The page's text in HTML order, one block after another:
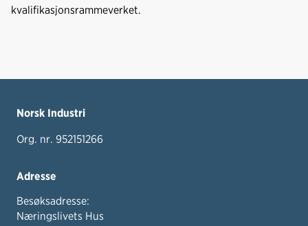
kvalifikasjonsrammeverket.
Norsk Industri
Org. nr. 952151266
Adresse
Besøksadresse:
Næringslivets Hus